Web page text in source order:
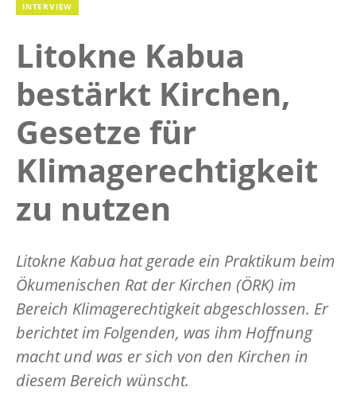
INTERVIEW
Litokne Kabua
bestärkt Kirchen,
Gesetze für
Klimagerechtigkeit
zu nutzen
Litokne Kabua hat gerade ein Praktikum beim
Ökumenischen Rat der Kirchen (ÖRK) im
Bereich Klimagerechtigkeit abgeschlossen. Er
berichtet im Folgenden, was ihm Hoffnung
macht und was er sich von den Kirchen in
diesem Bereich wünscht.